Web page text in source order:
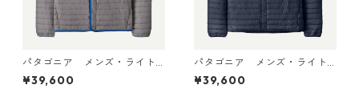
パタゴニア メンズ・ライト
ウェイト・ダウン・セータ
ー・カーディガン Noble Gr
¥39,600
パタゴニア メンズ・ライト
ウェイト・ダウン・セータ
ー・カーディガン New Navy
¥39,600